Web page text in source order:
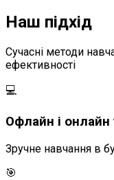
Наш підхід
Сучасні методи
ефективності
💻
Офлайн і онлайн
Зручне навчання в
🎯